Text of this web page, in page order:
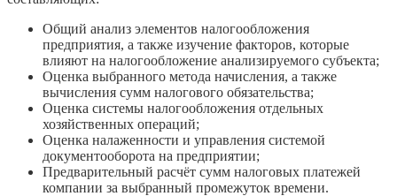
Общий анализ элементов налогообложения
предприятия, а также изучение факторов, которые
влияют на налогообложение анализируемого субъекта;
Оценка выбранного метода начисления, а также
вычисления сумм налогового обязательства;
Оценка системы налогообложения отдельных
хозяйственных операций;
Оценка налаженности и управления системой
документооборота на предприятии;
Предварительный расчёт сумм налоговых платежей
компании за выбранный промежуток времени.